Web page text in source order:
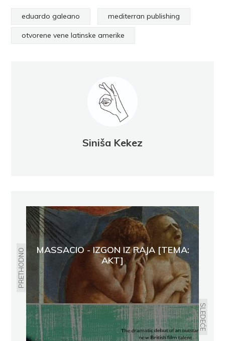
eduardo galeano mediterran publishing
otvorene vene latinske amerike
Siniša Kekez
PRETHODNO
MASSACIO - IZGON IZ RAJA [TEMA:
AKT]
SLEDEĆE